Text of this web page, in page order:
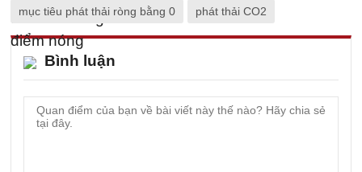
mục tiêu phát thải ròng bằng 0 phát thải CO2
Bình luận